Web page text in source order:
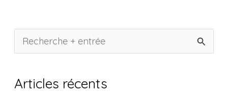
c
Articles récents